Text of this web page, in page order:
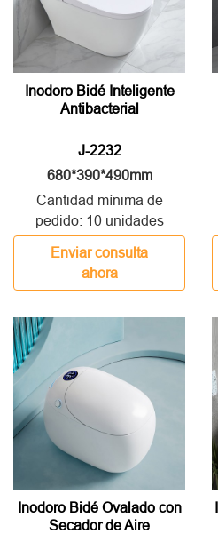
Inodoro Bidé Inteligente
Antibacterial
J-2232
680*390*490mm
Cantidad mínima de
pedido: 10 unidades
Enviar consulta
ahora
Inodoro Bidé Ovalado con
Secador de Aire